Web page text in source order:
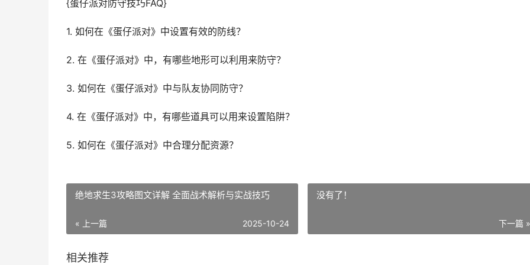
{蛋仔派对防守技巧FAQ}
1. 如何在《蛋仔派对》中设置有效的防线？
2. 在《蛋仔派对》中，有哪些地形可以利用来防守？
3. 如何在《蛋仔派对》中与队友协同防守？
4. 在《蛋仔派对》中，有哪些道具可以用来设置陷阱？
5. 如何在《蛋仔派对》中合理分配资源？
绝地求生3攻略图文详解 全面战术解析与实战技巧
« 上一篇 2025-10-24
没有了！
下一篇 »
相关推荐